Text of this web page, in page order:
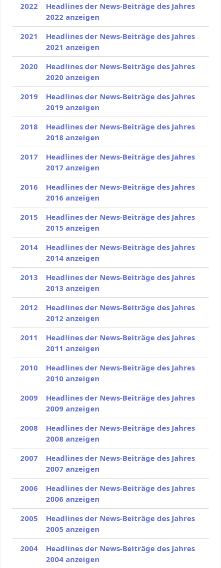
2022
Headlines der News-Beiträge des Jahres
2022 anzeigen
2021
Headlines der News-Beiträge des Jahres
2021 anzeigen
2020
Headlines der News-Beiträge des Jahres
2020 anzeigen
2019
Headlines der News-Beiträge des Jahres
2019 anzeigen
2018
Headlines der News-Beiträge des Jahres
2018 anzeigen
2017
Headlines der News-Beiträge des Jahres
2017 anzeigen
2016
Headlines der News-Beiträge des Jahres
2016 anzeigen
2015
Headlines der News-Beiträge des Jahres
2015 anzeigen
2014
Headlines der News-Beiträge des Jahres
2014 anzeigen
2013
Headlines der News-Beiträge des Jahres
2013 anzeigen
2012
Headlines der News-Beiträge des Jahres
2012 anzeigen
2011
Headlines der News-Beiträge des Jahres
2011 anzeigen
2010
Headlines der News-Beiträge des Jahres
2010 anzeigen
2009
Headlines der News-Beiträge des Jahres
2009 anzeigen
2008
Headlines der News-Beiträge des Jahres
2008 anzeigen
2007
Headlines der News-Beiträge des Jahres
2007 anzeigen
2006
Headlines der News-Beiträge des Jahres
2006 anzeigen
2005
Headlines der News-Beiträge des Jahres
2005 anzeigen
2004
Headlines der News-Beiträge des Jahres
2004 anzeigen